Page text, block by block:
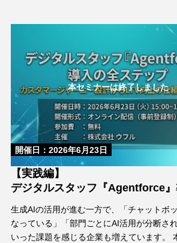
み出すには、顧客体験やカスタマージャー
に、活用するデータ、AI・人の役割分担、
うえで導入を進めることが重要です。 本セ
AIエージェント導入を成功に導くため…
開催日：2026年6月23日
本セミナーは終了しました
【実践編】
デジタルスタッフ『Agentforce』
ステップ
～カスタマージャーニー設計から
仕組み作りまで～
生成AIの活用が進む一方で、「チャットボ
なっている」「部門ごとにAI活用が分断さ
いった課題を感じる企業も増えています。